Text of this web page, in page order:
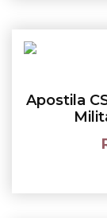
Apostila